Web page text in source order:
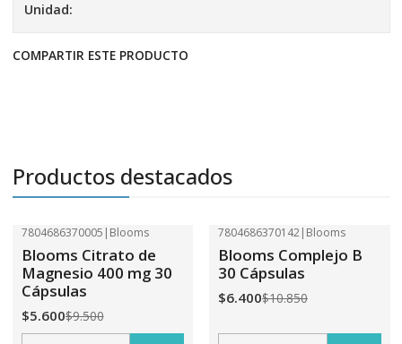
Unidad:
COMPARTIR ESTE PRODUCTO
Productos destacados
7804686370005 | Blooms
Blooms Citrato de
Magnesio 400 mg 30
Cápsulas
$5.600$9.500
7804686370142| Blooms
Blooms Complejo B
30 Cápsulas
$6.400$10.850